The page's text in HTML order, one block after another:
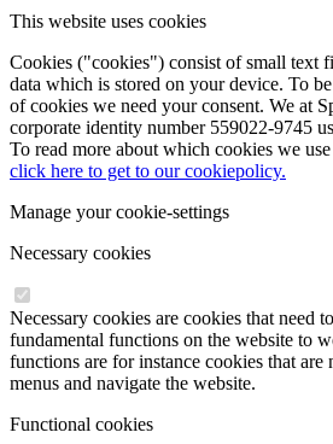
This website uses cookies
Cookies ("cookies") consist of small text
data which is stored on your device. To
of cookies we need your consent. We at
corporate identity number 559022-9745
To read more about which cookies we
click here to get to our cookiepolicy.
Manage your cookie-settings
Necessary cookies
Necessary cookies are cookies that need
fundamental functions on the website to
functions are for instance cookies that are
menus and navigate the website.
Functional cookies